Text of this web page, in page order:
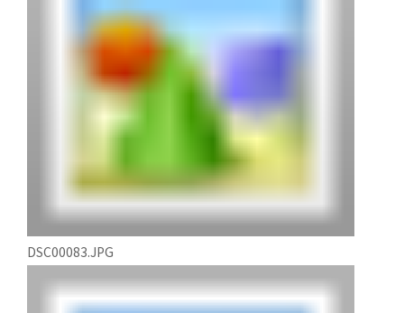
DSC00083.JPG